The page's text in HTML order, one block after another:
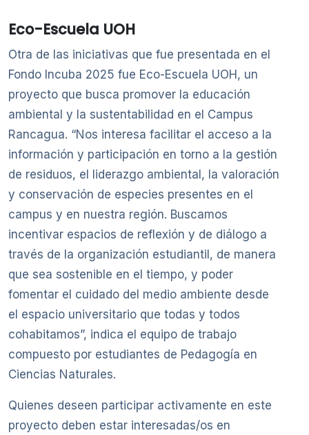
Eco-Escuela UOH
Otra de las iniciativas que fue presentada en el
Fondo Incuba 2025 fue Eco-Escuela UOH, un
proyecto que busca promover la educación
ambiental y la sustentabilidad en el Campus
Rancagua. “Nos interesa facilitar el acceso a la
información y participación en torno a la gestión
de residuos, el liderazgo ambiental, la valoración
y conservación de especies presentes en el
campus y en nuestra región. Buscamos
incentivar espacios de reflexión y de diálogo a
través de la organización estudiantil, de manera
que sea sostenible en el tiempo, y poder
fomentar el cuidado del medio ambiente desde
el espacio universitario que todas y todos
cohabitamos”, indica el equipo de trabajo
compuesto por estudiantes de Pedagogía en
Ciencias Naturales.
Quienes deseen participar activamente en este
proyecto deben estar interesadas/os en